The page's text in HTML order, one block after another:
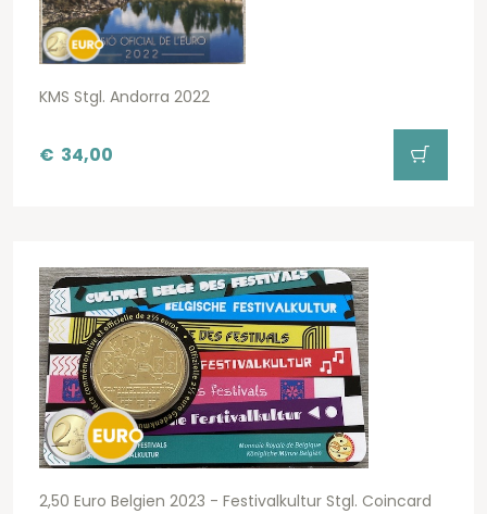
KMS Stgl. Andorra 2022
€ 34,00
2,50 Euro Belgien 2023 - Festivalkultur Stgl. Coincard